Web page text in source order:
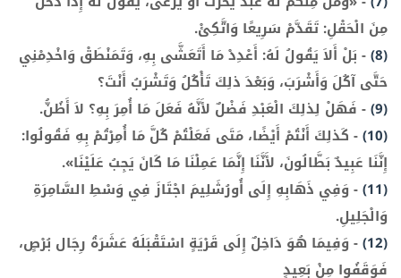
مِنَ الْحَقْلِ: تَقَدَّمْ سَرِيعًا وَاتَّكِئْ.
(8)
- بَلْ أَلاَ يَقُولُ لَهُ: أَعْدِدْ مَا أَتَعَشَّى بِهِ، وَتَمَنْطَقْ وَاخْدِمْنِي
حَتَّى آكُلَ وَأَشْرَبَ، وَبَعْدَ ذلِكَ تَأْكُلُ وَتَشْرَبُ أَنْتَ؟
(9)
- فَهَلْ لِذلِكَ الْعَبْدِ فَضْلٌ لأَنَّهُ فَعَلَ مَا أُمِرَ بِهِ؟ لاَ أَظُنُّ.
(10)
- كَذلِكَ أَنْتُمْ أَيْضًا، مَتَى فَعَلْتُمْ كُلَّ مَا أُمِرْتُمْ بِهِ فَقُولُوا:
إِنَّنَا عَبِيدٌ بَطَّالُونَ، لأَنَّنَا إِنَّمَا عَمِلْنَا مَا كَانَ يَجِبُ عَلَيْنَا».
(11)
- وَفِي ذَهَابِهِ إِلَى أُورُشَلِيمَ اجْتَازَ فِي وَسْطِ السَّامِرَةِ
وَالْجَلِيلِ.
(12)
- وَفِيمَا هُوَ دَاخِلٌ إِلَى قَرْيَةٍ اسْتَقْبَلَهُ عَشَرَةُ رِجَال بُرْصٍ،
فَوَقَفُوا مِنْ بَعِيدٍ